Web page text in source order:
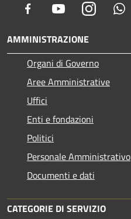
Facebook YoutubeInstagram
AMMINISTRAZIONE
Organi di Governo
Aree Amministrative
Uffici
Enti e fondazioni
Politici
Personale Amministrativo
Documenti e dati
CATEGORIE DI SERVIZIO